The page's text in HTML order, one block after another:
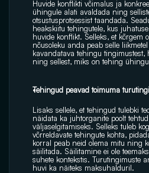
Huvide konflikti võimalus ja
ühingule alati avaldada ning
otsustusprotsessist taandada.
heakskiitu tehingutele, kus
huvide konflikt. Selleks, et kõrgem
nõusoleku anda peab selle
kavandatava tehingu tingimustest,
ning sellest, miks on tehing
Tehingud peavad toimuma
Lisaks sellele, et tehingud tulebki
näidata ka juhtorganite poolt
väljaselgitamiseks. Selleks tuleb
võrreldavate tehingute kohta,
korral peab neid olema mitu ning
säilitada. Säilitamine ei ole
suhete kontekstis. Turutingimuste
huvi ka näiteks maksuhalduril.